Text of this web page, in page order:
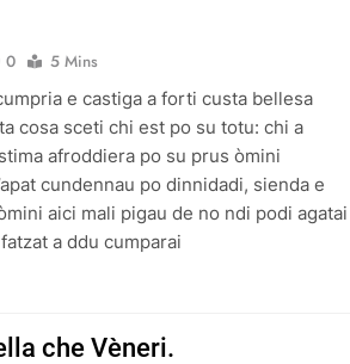
0
5 Mins
e castiga a forti custa bellesa
cosa sceti chi est po su totu: chi a
afroddiera po su prus òmini
cundennau po dinnidadi, sienda e
aici mali pigau de no ndi podi agatai
a ddu cumparai
che Vèneri.